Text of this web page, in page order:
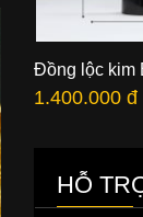
Đồng lộc kim
1.400.000 đ
HỖ